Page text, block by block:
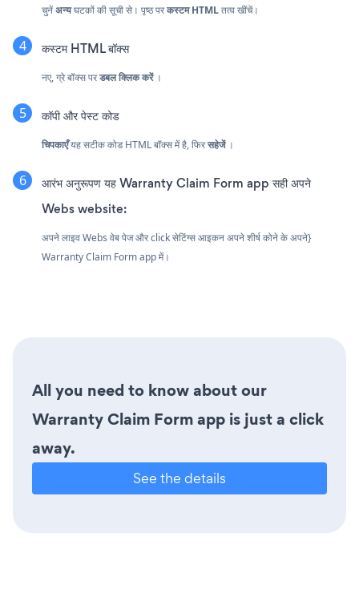
चुनेंअन्यघटकों की सूची से। पृष्ठ परकस्टम HTMLतत्व खींचें।
कस्टम HTML बॉक्स
नए, ग्रे बॉक्स परडबल क्लिक करें।
कॉपी और पेस्ट कोड
चिपकाएँयह सटीक कोड HTML बॉक्स में है, फिरसहेजें।
आरंभ अनुरूपण यह Warranty Claim Form app सही अपने
Webs website:
अपने लाइव Webs वेब पेज और click सेटिंग्स आइकनअपने शीर्ष कोने के अपने}
Warranty Claim Form app में।
All you need to know about our
Warranty Claim Form app is just a click
away.
See the details